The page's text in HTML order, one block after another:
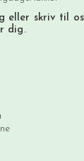
eller skriv til
dig.